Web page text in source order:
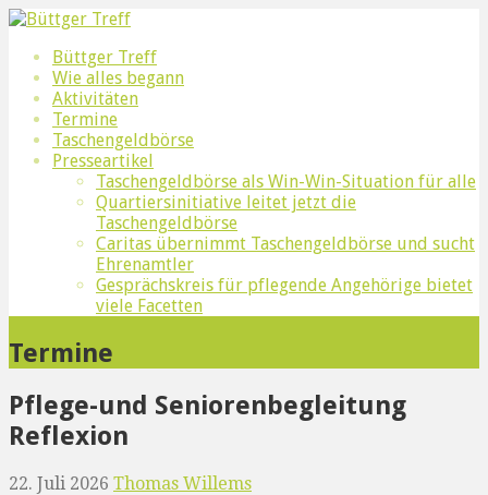
Zum
springenBüttger Treff
Wie alles begann
Aktivitäten
Termine
Taschengeldbörse
Presseartikel
Taschengeldbörse als Win-Win-Situation für alle
Quartiersinitiative leitet jetzt die
Taschengeldbörse
Caritas übernimmt Taschengeldbörse und sucht
Ehrenamtler
Gesprächskreis für pflegende Angehörige bietet
viele Facetten
Termine
Pflege-und Seniorenbegleitung
Reflexion
22. Juli 2026 Thomas Willems